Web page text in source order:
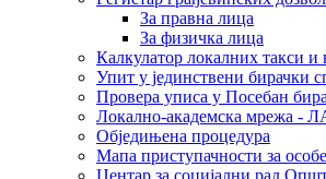
За правна лица
За физичка лица
Калкулатор локалних такси и
Упит у јединствени бирачки
Провера уписа у Посебан
Локално-академска мрежа -
Обједињена процедура
Мапа приступачности за
Центар за социјални рад